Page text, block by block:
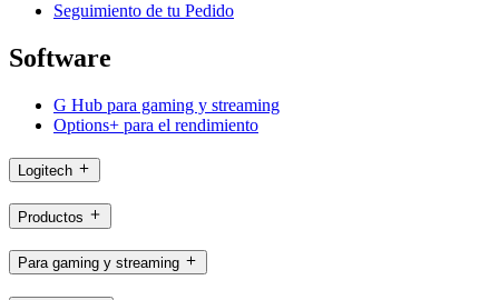
Seguimiento de tu Pedido
Software
G Hub para gaming y streaming
Options+ para el rendimiento
Logitech
Productos
Para gaming y streaming